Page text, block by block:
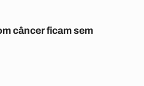
câncer ficam sem